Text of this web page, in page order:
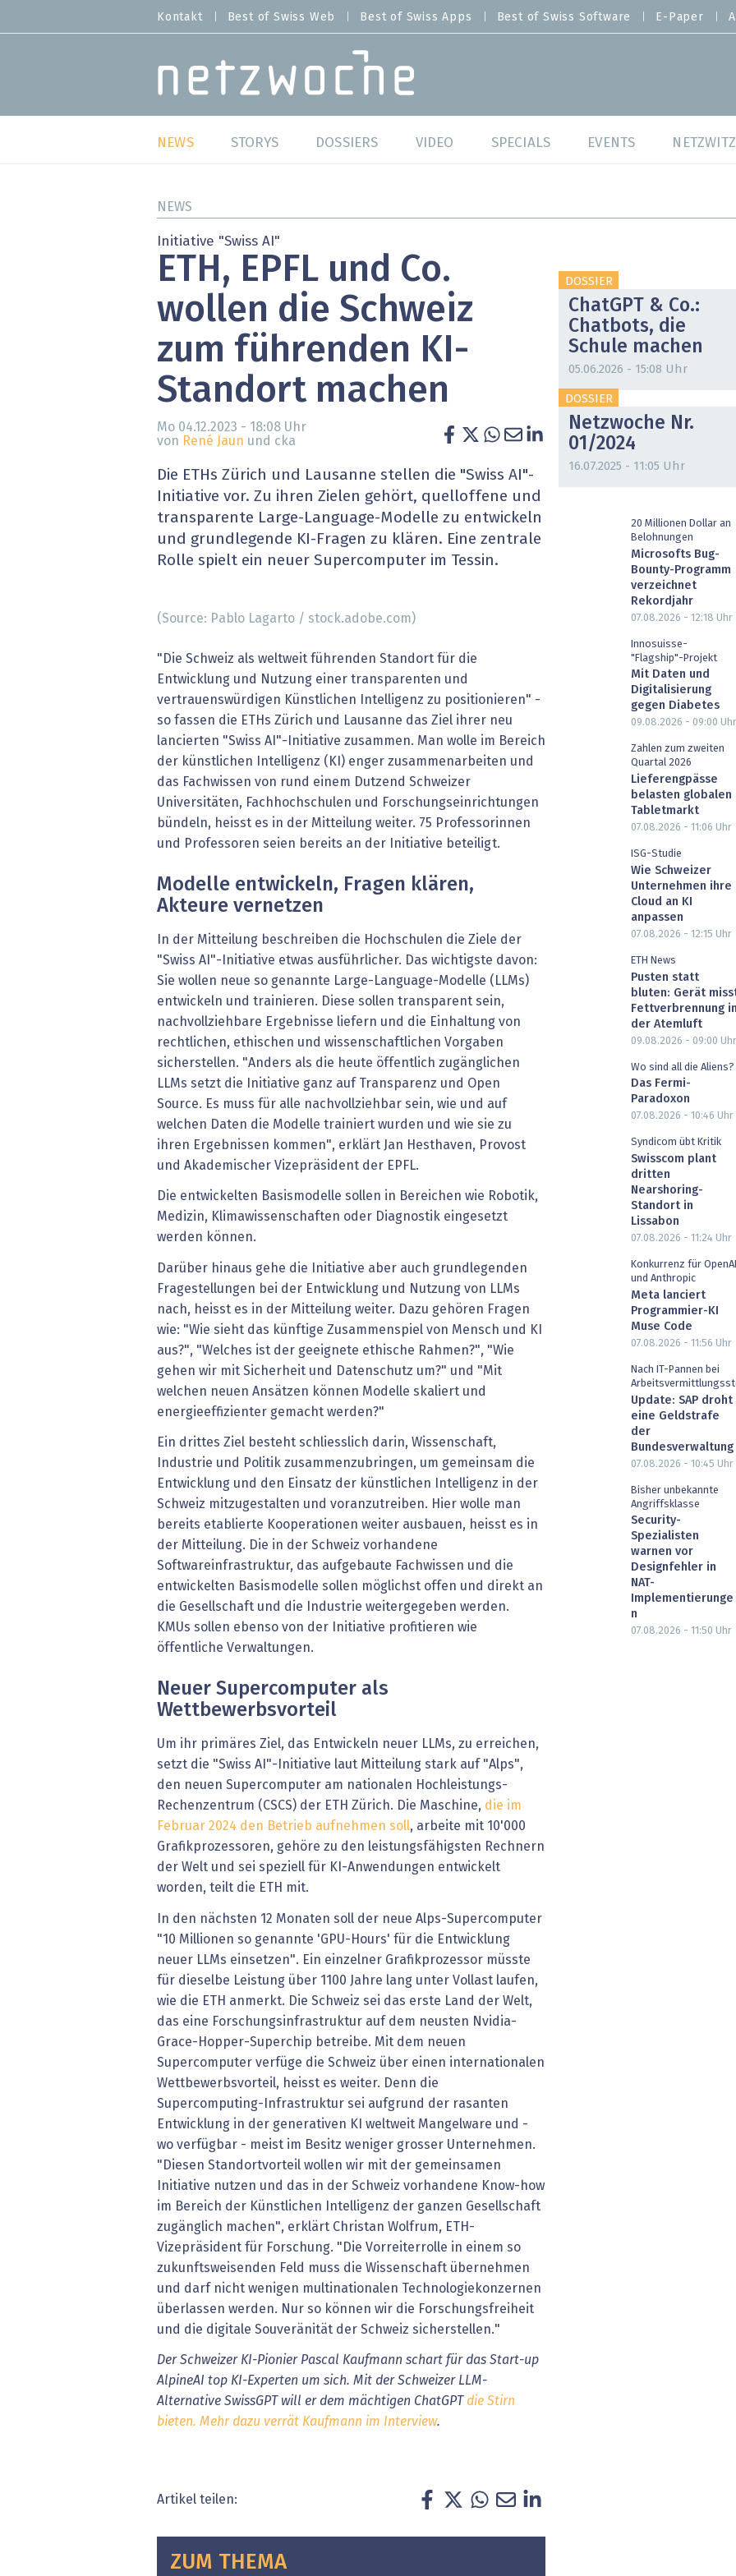
zum
MENU
Kontakt Best of Swiss Web Best of Swiss Apps Best of Swiss Software E-Paper
MAIN NAVIGATION
NEWS
Studien
Meinungen
Hands-on
» alle News
STORYS DOSSIERS
Best of Swiss Software
SAP S/4 Hana
Arbeitswelten
Gesundheit wird digital
XaaS, Managed Services & Co.
Digital Banking
VIDEO SPECIALS
Cybersecurity
Cloud & Managed Services
IT for Health
Artificial Intelligence
Finance 2030
Fintech & Insurtech
Professional AV & Digital Signage
EVENTS
Best of Swiss
NEWS
Initiative "Swiss AI"
ETH, EPFL und Co.
wollen die Schweiz
zum führenden KI-
Standort machen
Mo 04.12.2023 - 18:08 Uhr
von René Jaun und cka
Die ETHs Zürich und Lausanne stellen die "Swiss AI"-
Initiative vor. Zu ihren Zielen gehört, quelloffene und
transparente Large-Language-Modelle zu entwickeln
und grundlegende KI-Fragen zu klären. Eine zentrale
Rolle spielt ein neuer Supercomputer im Tessin.
(Source: Pablo Lagarto / stock.adobe.com)
"Die Schweiz als weltweit führenden Standort für die
Entwicklung und Nutzung einer transparenten und
vertrauenswürdigen Künstlichen Intelligenz zu positionieren" -
so fassen die ETHs Zürich und Lausanne das Ziel ihrer neu
lancierten "Swiss AI"-Initiative zusammen. Man wolle im Bereich
der künstlichen Intelligenz (KI) enger zusammenarbeiten und
das Fachwissen von rund einem Dutzend Schweizer
Universitäten, Fachhochschulen und Forschungseinrichtungen
bündeln, heisst es in der Mitteilung weiter. 75 Professorinnen
und Professoren seien bereits an der Initiative beteiligt.
Modelle entwickeln, Fragen klären,
Akteure vernetzen
In der Mitteilung beschreiben die Hochschulen die Ziele der
"Swiss AI"-Initiative etwas ausführlicher. Das wichtigste davon:
Sie wollen neue so genannte Large-Language-Modelle (LLMs)
entwickeln und trainieren. Diese sollen transparent sein,
nachvollziehbare Ergebnisse liefern und die Einhaltung von
rechtlichen, ethischen und wissenschaftlichen Vorgaben
sicherstellen. "Anders als die heute öffentlich zugänglichen
LLMs setzt die Initiative ganz auf Transparenz und Open
Source. Es muss für alle nachvollziehbar sein, wie und auf
welchen Daten die Modelle trainiert wurden und wie sie zu
ihren Ergebnissen kommen", erklärt Jan Hesthaven, Provost
und Akademischer Vizepräsident der EPFL.
Die entwickelten Basismodelle sollen in Bereichen wie Robotik,
Medizin, Klimawissenschaften oder Diagnostik eingesetzt
werden können.
Darüber hinaus gehe die Initiative aber auch grundlegenden
Fragestellungen bei der Entwicklung und Nutzung von LLMs
nach, heisst es in der Mitteilung weiter. Dazu gehören Fragen
wie: "Wie sieht das künftige Zusammenspiel von Mensch und KI
aus?", "Welches ist der geeignete ethische Rahmen?", "Wie
gehen wir mit Sicherheit und Datenschutz um?" und "Mit
welchen neuen Ansätzen können Modelle skaliert und
energieeffizienter gemacht werden?"
Ein drittes Ziel besteht schliesslich darin, Wissenschaft,
Industrie und Politik zusammenzubringen, um gemeinsam die
Entwicklung und den Einsatz der künstlichen Intelligenz in der
Schweiz mitzugestalten und voranzutreiben. Hier wolle man
bereits etablierte Kooperationen weiter ausbauen, heisst es in
der Mitteilung. Die in der Schweiz vorhandene
Softwareinfrastruktur, das aufgebaute Fachwissen und die
entwickelten Basismodelle sollen möglichst offen und direkt an
die Gesellschaft und die Industrie weitergegeben werden.
KMUs sollen ebenso von der Initiative profitieren wie
öffentliche Verwaltungen.
Neuer Supercomputer als
Wettbewerbsvorteil
Um ihr primäres Ziel, das Entwickeln neuer LLMs, zu erreichen,
setzt die "Swiss AI"-Initiative laut Mitteilung stark auf "Alps",
den neuen Supercomputer am nationalen Hochleistungs-
Rechenzentrum (CSCS) der ETH Zürich. Die Maschine, die im
Februar 2024 den Betrieb aufnehmen soll, arbeite mit 10'000
Grafikprozessoren, gehöre zu den leistungsfähigsten Rechnern
der Welt und sei speziell für KI-Anwendungen entwickelt
worden, teilt die ETH mit.
In den nächsten 12 Monaten soll der neue Alps-Supercomputer
"10 Millionen so genannte 'GPU-Hours' für die Entwicklung
neuer LLMs einsetzen". Ein einzelner Grafikprozessor müsste
für dieselbe Leistung über 1100 Jahre lang unter Vollast laufen,
wie die ETH anmerkt. Die Schweiz sei das erste Land der Welt,
das eine Forschungsinfrastruktur auf dem neusten Nvidia-
Grace-Hopper-Superchip betreibe. Mit dem neuen
Supercomputer verfüge die Schweiz über einen internationalen
Wettbewerbsvorteil, heisst es weiter. Denn die
Supercomputing-Infrastruktur sei aufgrund der rasanten
Entwicklung in der generativen KI weltweit Mangelware und -
wo verfügbar - meist im Besitz weniger grosser Unternehmen.
"Diesen Standortvorteil wollen wir mit der gemeinsamen
Initiative nutzen und das in der Schweiz vorhandene Know-how
im Bereich der Künstlichen Intelligenz der ganzen Gesellschaft
zugänglich machen", erklärt Christan Wolfrum, ETH-
Vizepräsident für Forschung. "Die Vorreiterrolle in einem so
zukunftsweisenden Feld muss die Wissenschaft übernehmen
und darf nicht wenigen multinationalen Technologiekonzernen
überlassen werden. Nur so können wir die Forschungsfreiheit
und die digitale Souveränität der Schweiz sicherstellen."
Der Schweizer KI-Pionier Pascal Kaufmann schart für das Start-up
AlpineAI top KI-Experten um sich. Mit der Schweizer LLM-
Alternative SwissGPT will er dem mächtigen ChatGPT die Stirn
bieten. Mehr dazu verrät Kaufmann im Interview.
Artikel teilen:
ZUM THEMA
DOSSIER
ChatGPT & Co.:
Chatbots, die
Schule machen
05.06.2026 - 15:08 Uhr
DOSSIER
Netzwoche Nr.
01/2024
16.07.2025 - 11:05 Uhr
20 Millionen Dollar an
Belohnungen
Microsofts Bug-
Bounty-Programm
verzeichnet
Rekordjahr
07.08.2026 - 12:18 Uhr
Innosuisse-
"Flagship"-Projekt
Mit Daten und
Digitalisierung
gegen Diabetes
09.08.2026 - 09:00 Uhr
Zahlen zum zweiten
Quartal 2026
Lieferengpässe
belasten globalen
Tabletmarkt
07.08.2026 - 11:06 Uhr
ISG-Studie
Wie Schweizer
Unternehmen ihre
Cloud an KI
anpassen
07.08.2026 - 12:15 Uhr
ETH News
Pusten statt
bluten: Gerät
Fettverbrennung in
der Atemluft
09.08.2026 - 09:00 Uhr
Wo sind all die Aliens?
Das Fermi-
Paradoxon
07.08.2026 - 10:46 Uhr
Syndicom übt Kritik
Swisscom plant
dritten
Nearshoring-
Standort in
Lissabon
07.08.2026 - 11:24 Uhr
Konkurrenz für OpenAI
und Anthropic
Meta lanciert
Programmier-KI
Muse Code
07.08.2026 - 11:56 Uhr
Nach IT-Pannen bei
Update: SAP droht
eine Geldstrafe
der
Bundesverwaltung
07.08.2026 - 10:45 Uhr
Bisher unbekannte
Angriffsklasse
Security-
Spezialisten
warnen vor
Designfehler in
NAT-
Implementierunge
n
07.08.2026 - 11:50 Uhr